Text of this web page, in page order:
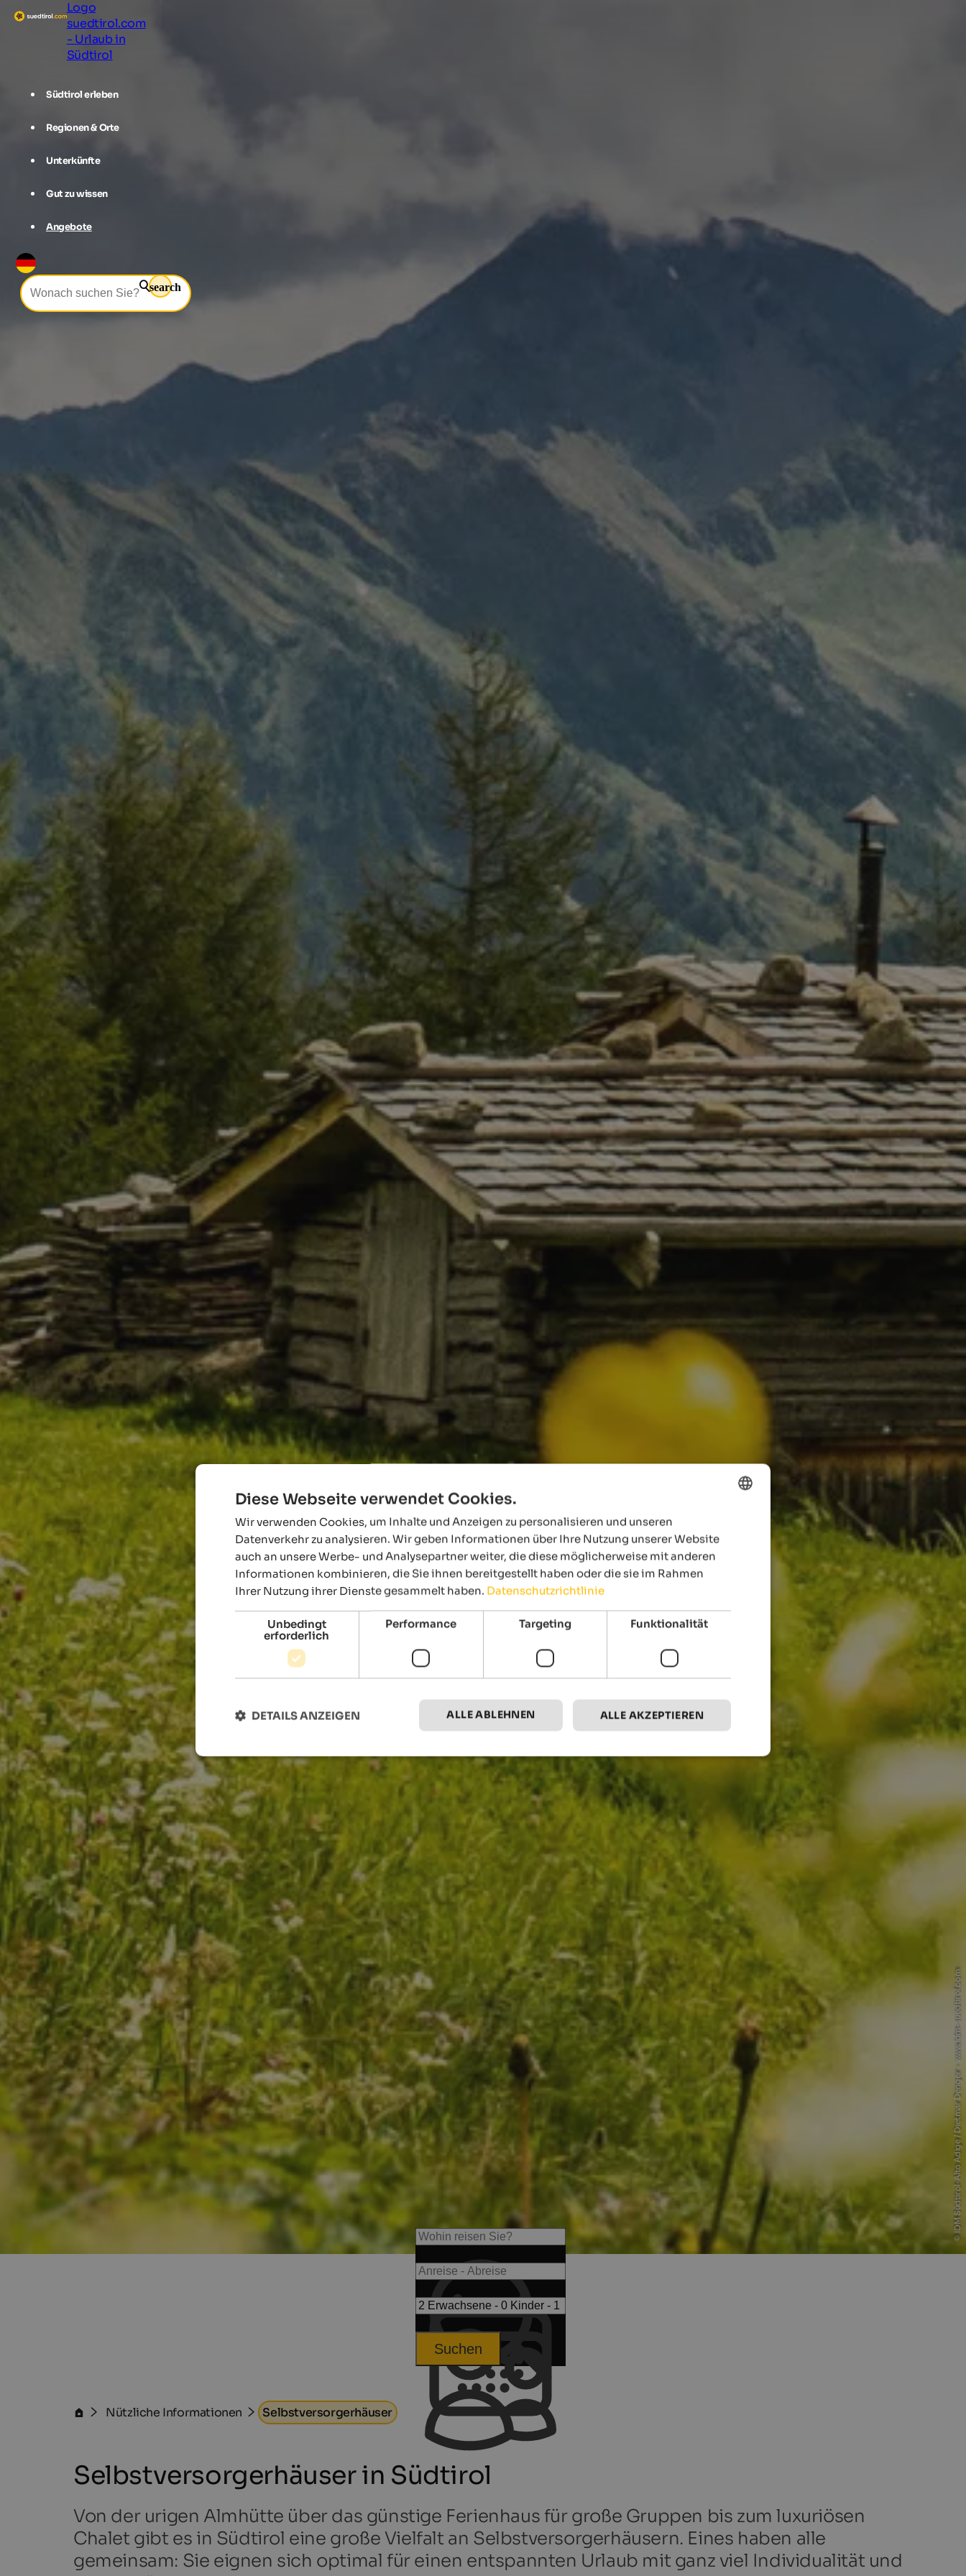
Logo
suedtirol.com
- Urlaub in
Südtirol
Südtirol erleben
Regionen & Orte
Unterkünfte
Gut zu wissen
Angebote
search
© IDM Südtirol-Alto Adige / Dietmar Denger - www.idm-suedtirol.com
Suchen
Nützliche Informationen Selbstversorgerhäuser
Selbstversorgerhäuser in Südtirol
Von der urigen Almhütte über das günstige Ferienhaus für große Gruppen bis zum luxuriösen
Chalet gibt es in Südtirol eine große Vielfalt an Selbstversorgerhäusern. Eines haben alle
gemeinsam: Sie eignen sich optimal für einen entspannten Urlaub mit ganz viel Individualität und
GERMAN
Diese Webseite verwendet Cookies.
Wir verwenden Cookies, um Inhalte und Anzeigen zu personalisieren und unseren
Datenverkehr zu analysieren. Wir geben Informationen über Ihre Nutzung unserer Website
auch an unsere Werbe- und Analysepartner weiter, die diese möglicherweise mit anderen
Informationen kombinieren, die Sie ihnen bereitgestellt haben oder die sie im Rahmen
Ihrer Nutzung ihrer Dienste gesammelt haben. Datenschutzrichtlinie
Unbedingt
erforderlich
Performance Targeting Funktionalität
ALLE AKZEPTIEREN
ALLE ABLEHNEN
DETAILS ANZEIGEN